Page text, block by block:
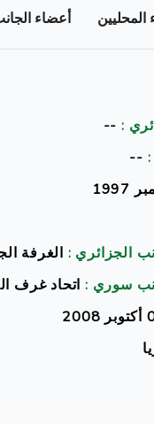
المحليين أعضاء
:
--
--
الجزائري : الغرفة
سوري : اتحاد غرف